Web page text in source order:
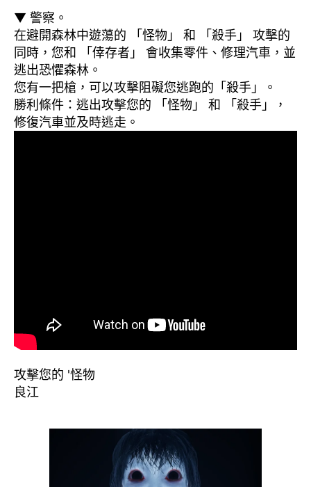
▼ 警察。
在避開森林中遊蕩的 「怪物」 和 「殺手」 攻擊的
同時，您和 「倖存者」 會收集零件、修理汽車，並
逃出恐懼森林。
您有一把槍，可以攻擊阻礙您逃跑的「殺手」。
勝利條件：逃出攻擊您的 「怪物」 和 「殺手」，
修復汽車並及時逃走。
攻擊您的 '怪物
良江